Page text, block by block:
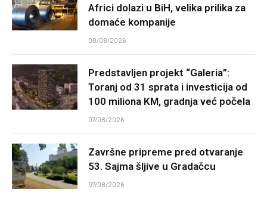
Africi dolazi u BiH, velika prilika za
domaće kompanije
08/08/2026
Predstavljen projekt “Galeria”:
Toranj od 31 sprata i investicija od
100 miliona KM, gradnja već počela
07/08/2026
Završne pripreme pred otvaranje
53. Sajma šljive u Gradačcu
07/08/2026